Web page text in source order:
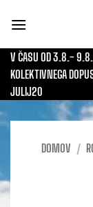
V ČASU OD 3.8.-
KOLEKTIVNEGA
JULIJ20
DOMOV /